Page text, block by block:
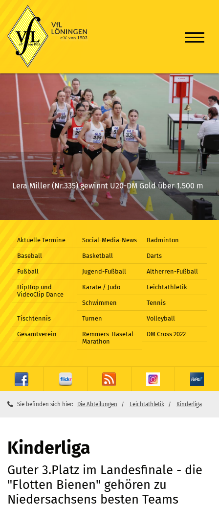
Aktuelle Termine Social-Media-News Badminton
Baseball Basketball Darts
Fußball Jugend-Fußball Altherren-Fußball
HipHop und
VideoClip Dance
Karate / Judo Leichtathletik
Schwimmen Tennis
Tischtennis Turnen Volleyball
Gesamtverein
Remmers-Hasetal-
Marathon
DM Cross 2022
Sie befinden sich hier: Die Abteilungen Leichtathletik Kinderliga
Kinderliga
Guter 3.Platz im Landesfinale - die
"Flotten Bienen" gehören zu
Niedersachsens besten Teams